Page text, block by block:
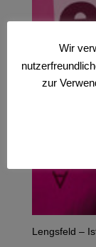
Lengsfeld –
Wir
zur